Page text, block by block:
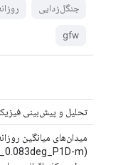
جنگل‌زدایی
gfw
تحلیل و پیش‌بینی
میدان‌های میانگین